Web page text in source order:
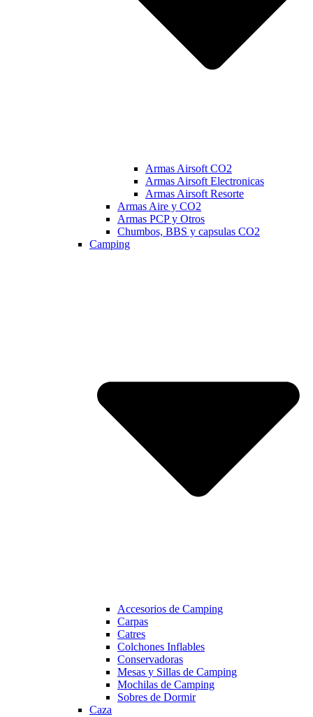
Armas Airsoft CO2
Armas Airsoft Electronicas
Armas Airsoft Resorte
Armas Aire y CO2
Armas PCP y Otros
Chumbos, BBS y capsulas CO2
Camping
Accesorios de Camping
Carpas
Catres
Colchones Inflables
Conservadoras
Mesas y Sillas de Camping
Mochilas de Camping
Sobres de Dormir
Caza